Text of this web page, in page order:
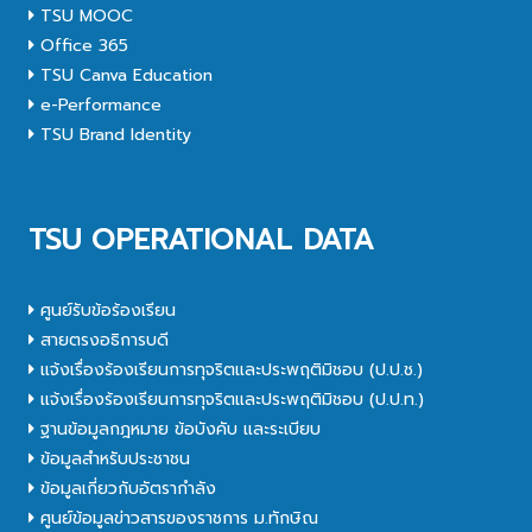
TSU MOOC
Office 365
TSU Canva Education
e-Performance
TSU Brand Identity
TSU OPERATIONAL DATA
ศูนย์รับข้อร้องเรียน
สายตรงอธิการบดี
แจ้งเรื่องร้องเรียนการทุจริตและประพฤติมิชอบ (ป.ป.ช.)
แจ้งเรื่องร้องเรียนการทุจริตและประพฤติมิชอบ (ป.ป.ท.)
ฐานข้อมูลกฎหมาย ข้อบังคับ และระเบียบ
ข้อมูลสำหรับประชาชน
ข้อมูลเกี่ยวกับอัตรากำลัง
ศูนย์ข้อมูลข่าวสารของราชการ ม.ทักษิณ